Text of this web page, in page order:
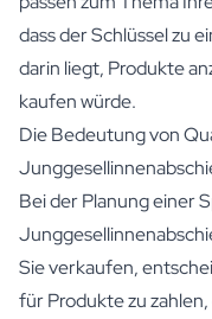
dass der Schlüssel zu
darin liegt, Produkte
kaufen würde.
Die Bedeutung von
Bei der Planung einer
Sie verkaufen,
für Produkte zu